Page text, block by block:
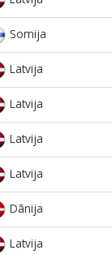
Somija
Latvija
Latvija
Latvija
Latvija
Dānija
Latvija